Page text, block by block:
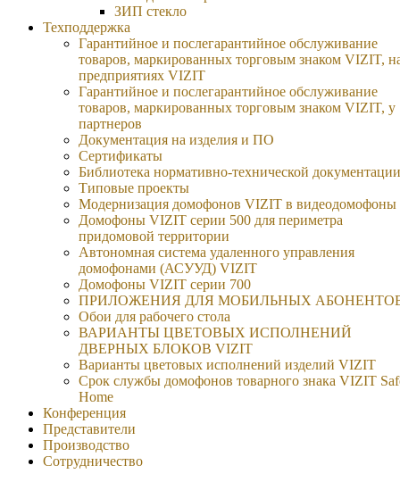
ЗИП стекло
Техподдержка
Гарантийное и послегарантийное обслуживание
товаров, маркированных торговым знаком VIZIT,
предприятиях VIZIT
Гарантийное и послегарантийное обслуживание
товаров, маркированных торговым знаком VIZIT, у
партнеров
Документация на изделия и ПО
Сертификаты
Библиотека нормативно-технической документации
Типовые проекты
Модернизация домофонов VIZIT в видеодомофоны
Домофоны VIZIT серии 500 для периметра
придомовой территории
Автономная система удаленного управления
домофонами (АСУУД) VIZIT
Домофоны VIZIT серии 700
ПРИЛОЖЕНИЯ ДЛЯ МОБИЛЬНЫХ
Обои для рабочего стола
ВАРИАНТЫ ЦВЕТОВЫХ ИСПОЛНЕНИЙ
ДВЕРНЫХ БЛОКОВ VIZIT
Варианты цветовых исполнений изделий VIZIT
Срок службы домофонов товарного знака VIZIT
Home
Конференция
Представители
Производство
Сотрудничество